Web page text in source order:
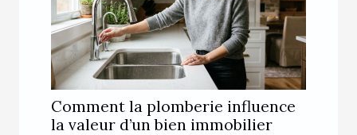
Comment la plomberie influence
la valeur d’un bien immobilier